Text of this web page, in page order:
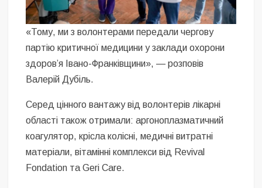
«Тому, ми з волонтерами передали чергову
партію критичної медицини у заклади охорони
здоровʼя Івано-Франківщини», — розповів
Валерій Дубіль.
Серед цінного вантажу від волонтерів лікарні
області також отримали: аргоноплазматичний
коагулятор, крісла колісні, медичні витратні
матеріали, вітамінні комплекси від Revival
Fondation та Geri Care.